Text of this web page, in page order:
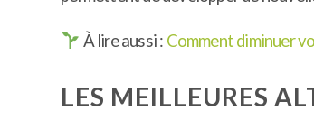
À lire aussi : Comment diminuer
LES MEILLEURES